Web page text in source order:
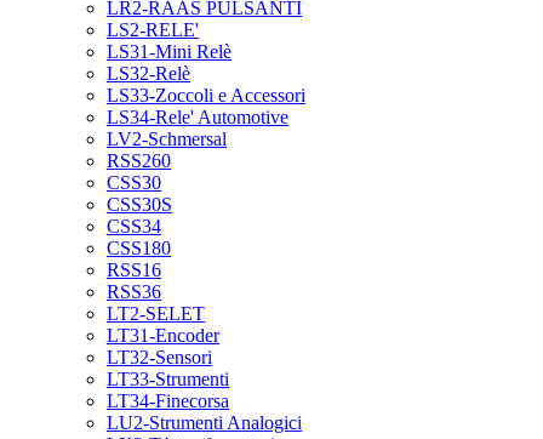
LR2-RAAS PULSANTI
LS2-RELE'
LS31-Mini Relè
LS32-Relè
LS33-Zoccoli e Accessori
LS34-Rele' Automotive
LV2-Schmersal
RSS260
CSS30
CSS30S
CSS34
CSS180
RSS16
RSS36
LT2-SELET
LT31-Encoder
LT32-Sensori
LT33-Strumenti
LT34-Finecorsa
LU2-Strumenti Analogici